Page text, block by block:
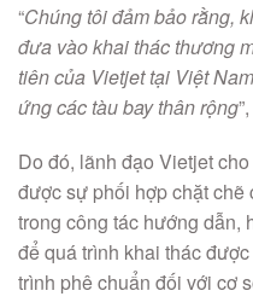
“Chúng tôi đảm bảo rằng,
đưa vào khai thác thương
tiên của Vietjet tại Việt
ứng các tàu bay thân rộng
Do đó, lãnh đạo Vietjet
được sự phối hợp chặt
trong công tác hướng dẫn,
để quá trình khai thác
trình phê chuẩn đối với cơ